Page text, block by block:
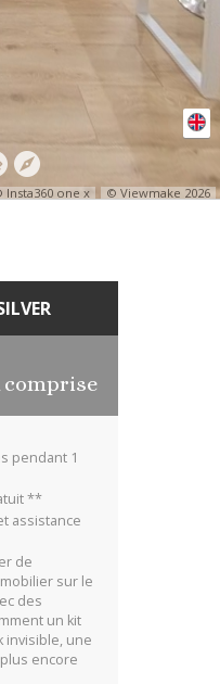
comprise
pendant 1
**
assistance
de
sur le
des
un kit
invisible, une
encore